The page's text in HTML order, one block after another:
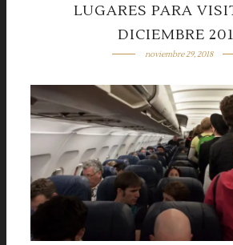
LUGARES PARA
DICIEMBRE
noviembre 29, 2018